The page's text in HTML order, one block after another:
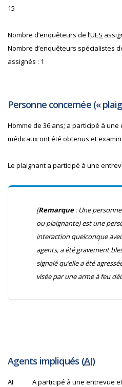
15
Nombre d’enquêteurs de l’UES
Nombre d’enquêteurs spécialistes
assignés : 1
Personne concernée («
Homme de 36 ans; a participé à
médicaux ont été obtenus et
Le plaignant a participé à une
[Remarque: Une
ou plaignante) est une
interaction quelconque
agents, a été gravement
signalé qu’elle a été
visée par une arme à feu
Agents impliqués (AI)
AI
A participé à une entrevue